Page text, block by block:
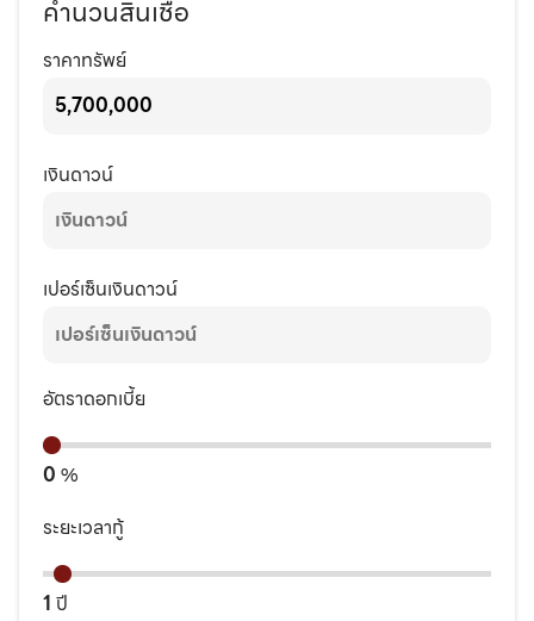
คำนวนสินเชื่อ
ราคาทรัพย์
เงินดาวน์
เปอร์เซ็นเงินดาวน์
อัตราดอกเบี้ย
0 %
ระยะเวลากู้
1 ปี